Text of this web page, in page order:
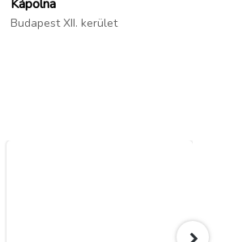
Kápolna
Budapest XII. kerület